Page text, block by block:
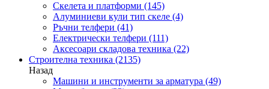
Скелета и платформи (145)
Алуминиеви кули тип скеле (4)
Ръчни телфери (41)
Електрически телфери (111)
Аксесоари складова техника (22)
Строителна техника (2135)
Назад
Машини и инструменти за арматура (49)